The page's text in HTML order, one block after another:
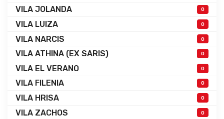
VILA JOLANDA 0
VILA LUIZA 0
VILA NARCIS 0
VILA ATHINA (EX SARIS) 0
VILA EL VERANO 0
VILA FILENIA 0
VILA HRISA 0
VILA ZACHOS 0